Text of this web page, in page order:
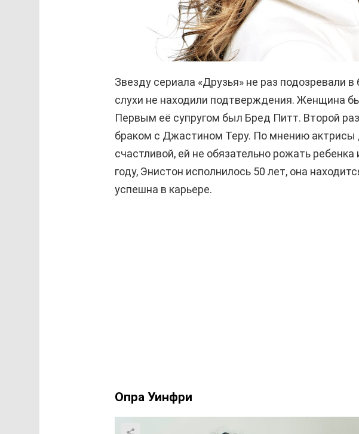
Звезду сериала «Друзья» не раз подозревали
слухи не находили подтверждения. Женщина
Первым её супругом был Бред Питт. Второй
браком с Джастином Теру. По мнению актрисы
счастливой, ей не обязательно рожать
году, Энистон исполнилось 50 лет, она
успешна в карьере.
Опра Уинфри